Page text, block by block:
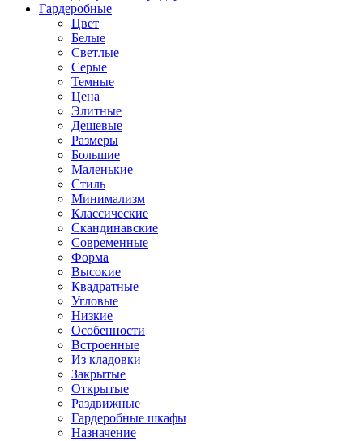
Гардеробные
Цвет
Белые
Светлые
Серые
Темные
Цена
Элитные
Дешевые
Размеры
Большие
Маленькие
Стиль
Минимализм
Классические
Скандинавские
Современные
Форма
Высокие
Квадратные
Угловые
Низкие
Особенности
Встроенные
Из кладовки
Закрытые
Открытые
Раздвижные
Гардеробные шкафы
Назначение